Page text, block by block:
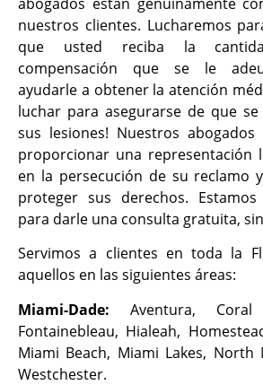
nuestros clientes. Lucharemos
que usted reciba la
compensación que se le
ayudarle a obtener la atención
luchar para asegurarse de que
sus lesiones! Nuestros
proporcionar una representación
en la persecución de su reclamo
proteger sus derechos.
para darle una consulta gratuita,
Servimos a clientes en toda la
aquellos en las siguientes áreas:
Miami-Dade: Aventura, Coral
Fontainebleau, Hialeah,
Miami Beach, Miami Lakes, North
Westchester.